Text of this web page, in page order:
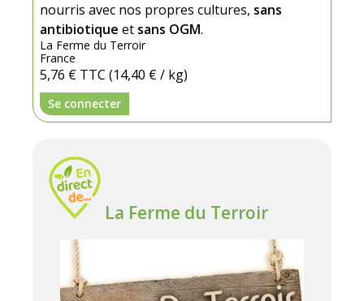
nourris avec nos propres cultures, sans
antibiotique et sans OGM.
La Ferme du Terroir
France
5,76 € TTC (14,40 € / kg)
Se connecter
La Ferme du Terroir